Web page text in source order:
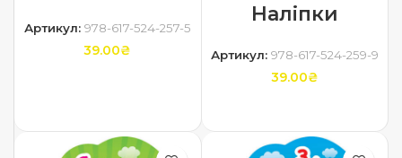
Артикул: 978-617-524-257-5
39.00₴
Наліпки
Артикул: 978-617-524-259-9
39.00₴